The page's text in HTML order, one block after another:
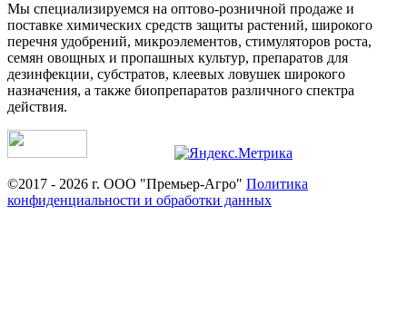
Мы специализируемся на оптово-розничной продаже и
поставке химических средств защиты растений, широкого
перечня удобрений, микроэлементов, стимуляторов роста,
семян овощных и пропашных культур, препаратов для
дезинфекции, субстратов, клеевых ловушек широкого
назначения, а также биопрепаратов различного спектра
действия.
©2017 - 2026 г. ООО "Премьер-Агро" Политика
конфиденциальности и обработки данных